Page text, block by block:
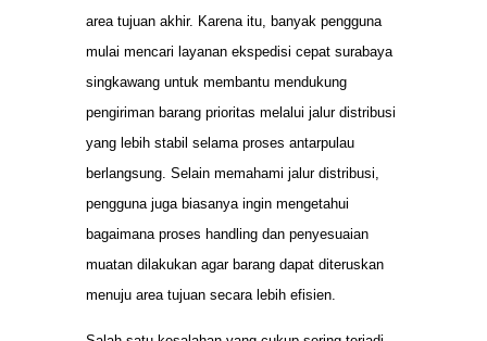
area tujuan akhir. Karena itu, banyak pengguna
mulai mencari layanan ekspedisi cepat surabaya
singkawang untuk membantu mendukung
pengiriman barang prioritas melalui jalur distribusi
yang lebih stabil selama proses antarpulau
berlangsung. Selain memahami jalur distribusi,
pengguna juga biasanya ingin mengetahui
bagaimana proses handling dan penyesuaian
muatan dilakukan agar barang dapat diteruskan
menuju area tujuan secara lebih efisien.